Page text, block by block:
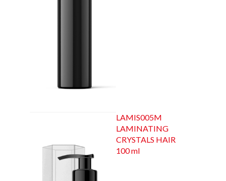
LAMIS005M
LAMINATING
CRYSTALS HAIR
100 ml